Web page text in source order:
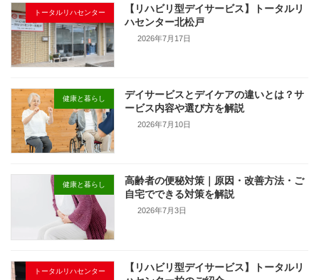
トータルリハセンター
【リハビリ型デイサービス】トータルリ
ハセンター北松戸
2026年7月17日
健康と暮らし
デイサービスとデイケアの違いとは？サ
ービス内容や選び方を解説
2026年7月10日
健康と暮らし
高齢者の便秘対策｜原因・改善方法・ご
自宅でできる対策を解説
2026年7月3日
トータルリハセンター
【リハビリ型デイサービス】トータルリ